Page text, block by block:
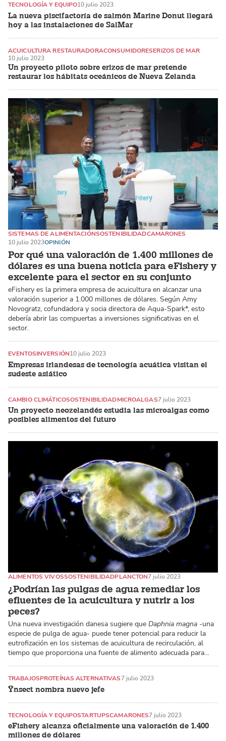
La nueva piscifactoría de salmón Marine Donut llegará
hoy a las instalaciones de SalMar
TECNOLOGÍA Y EQUIPO10 julio 2023
Un proyecto piloto sobre erizos de mar pretende
restaurar los hábitats oceánicos de Nueva Zelanda
ACUICULTURA RESTAURADORACONSUMIDORESERIZOS DE MAR
10 julio 2023
Por qué una valoración de 1.400 millones de
dólares es una buena noticia para eFishery y
excelente para el sector en su conjunto
SISTEMAS DE ALIMENTACIÓNSOSTENIBILIDADCAMARONES
10 julio 2023OPINIÓN
eFishery es la primera empresa de acuicultura en alcanzar una
valoración superior a 1.000 millones de dólares. Según Amy
Novogratz, cofundadora y socia directora de Aqua-Spark*, esto
debería abrir las compuertas a inversiones significativas en el
sector.
Empresas irlandesas de tecnología acuática visitan el
sudeste asiático
EVENTOSINVERSIÓN10 julio 2023
Un proyecto neozelandés estudia las microalgas como
posibles alimentos del futuro
CAMBIO CLIMÁTICOSOSTENIBILIDADMICROALGAS7 julio 2023
¿Podrían las pulgas de agua remediar los
efluentes de la acuicultura y nutrir a los
peces?
ALIMENTOS VIVOSSOSTENIBILIDADPLANCTON7 julio 2023
Una nueva investigación danesa sugiere que Daphnia magna -una
especie de pulga de agua- puede tener potencial para reducir la
eutrofización en los sistemas de acuicultura de recirculación, al
tiempo que proporciona una fuente de alimento adecuada para…
Ÿnsect nombra nuevo jefe
TRABAJOSPROTEÍNAS ALTERNATIVAS7 julio 2023
eFishery alcanza oficialmente una valoración de 1.400
millones de dólares
TECNOLOGÍA Y EQUIPOSTARTUPSCAMARONES7 julio 2023